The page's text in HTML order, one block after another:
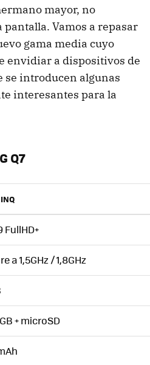
mayor, no
pantalla. Vamos a repasar
gama media cuyo
envidiar a dispositivos de
se introducen algunas
interesantes para la
Q7
FullHD+
a 1,5GHz / 1,8GHz
+ microSD